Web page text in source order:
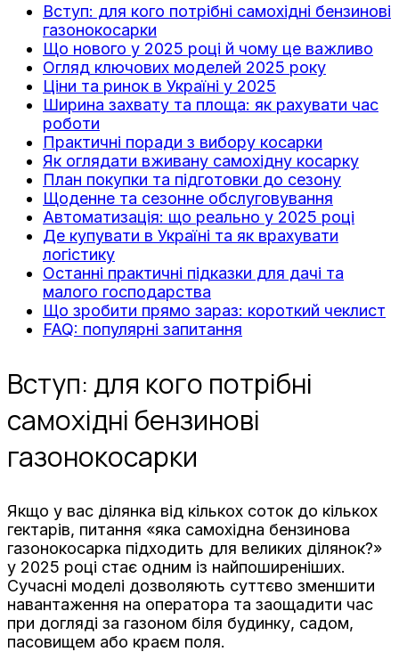
Вступ: для кого потрібні самохідні бензинові
газонокосарки
Що нового у 2025 році й чому це важливо
Огляд ключових моделей 2025 року
Ціни та ринок в Україні у 2025
Ширина захвату та площа: як рахувати час
роботи
Практичні поради з вибору косарки
Як оглядати вживану самохідну косарку
План покупки та підготовки до сезону
Щоденне та сезонне обслуговування
Автоматизація: що реально у 2025 році
Де купувати в Україні та як врахувати
логістику
Останні практичні підказки для дачі та
малого господарства
Що зробити прямо зараз: короткий чеклист
FAQ: популярні запитання
Вступ: для кого потрібні
самохідні бензинові
газонокосарки
Якщо у вас ділянка від кількох соток до кількох
гектарів, питання «яка самохідна бензинова
газонокосарка підходить для великих ділянок?»
у 2025 році стає одним із найпоширеніших.
Сучасні моделі дозволяють суттєво зменшити
навантаження на оператора та заощадити час
при догляді за газоном біля будинку, садом,
пасовищем або краєм поля.